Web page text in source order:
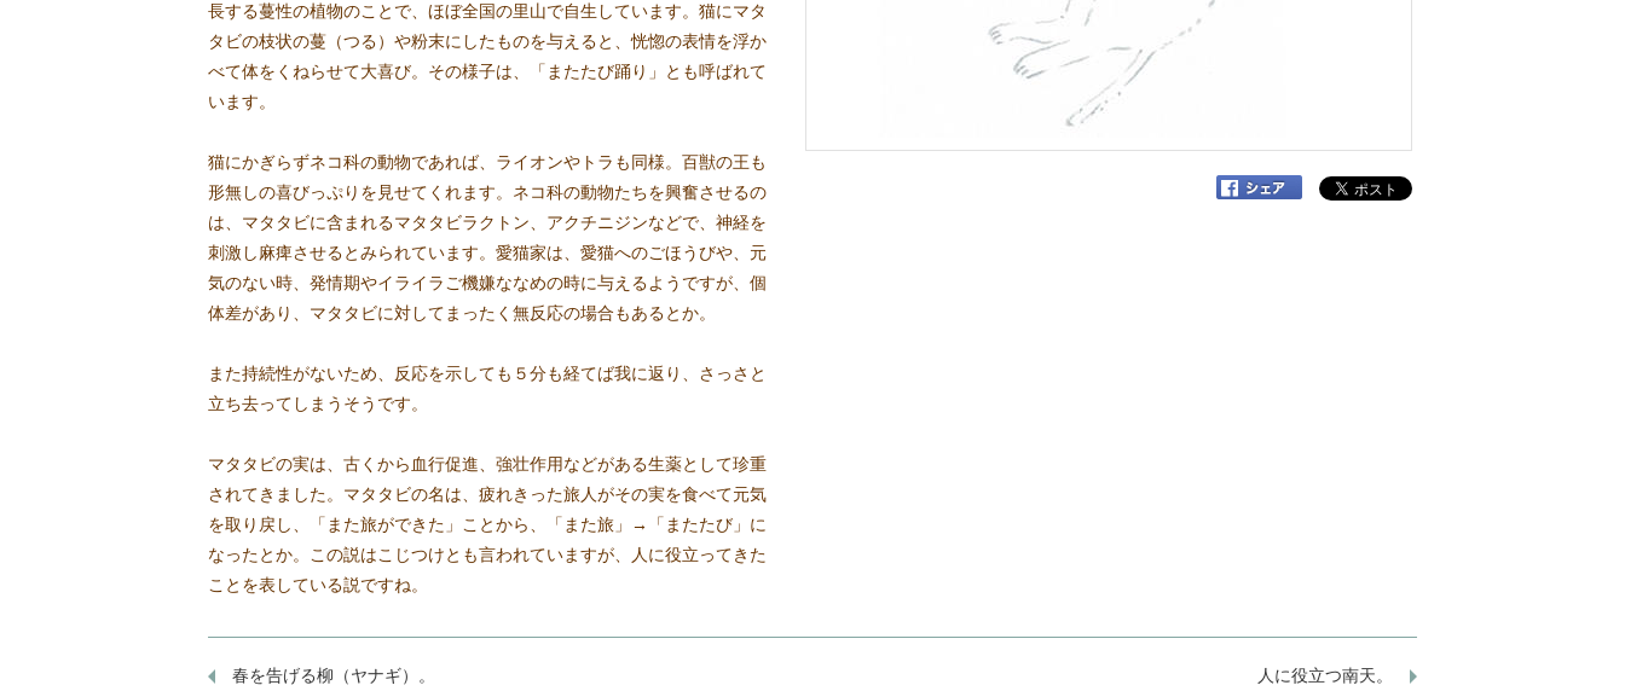
長する蔓性の植物のことで、ほぼ全国の里山で自生しています。猫にマタ
タビの枝状の蔓（つる）や粉末にしたものを与えると、恍惚の表情を浮か
べて体をくねらせて大喜び。その様子は、「またたび踊り」とも呼ばれて
います。
猫にかぎらずネコ科の動物であれば、ライオンやトラも同様。百獣の王も
形無しの喜びっぷりを見せてくれます。ネコ科の動物たちを興奮させるの
は、マタタビに含まれるマタタビラクトン、アクチニジンなどで、神経を
刺激し麻痺させるとみられています。愛猫家は、愛猫へのごほうびや、元
気のない時、発情期やイライラご機嫌ななめの時に与えるようですが、個
体差があり、マタタビに対してまったく無反応の場合もあるとか。
また持続性がないため、反応を示しても５分も経てば我に返り、さっさと
立ち去ってしまうそうです。
マタタビの実は、古くから血行促進、強壮作用などがある生薬として珍重
されてきました。マタタビの名は、疲れきった旅人がその実を食べて元気
を取り戻し、「また旅ができた」ことから、「また旅」→「またたび」に
なったとか。この説はこじつけとも言われていますが、人に役立ってきた
ことを表している説ですね。
春を告げる柳（ヤナギ）。 人に役立つ南天。